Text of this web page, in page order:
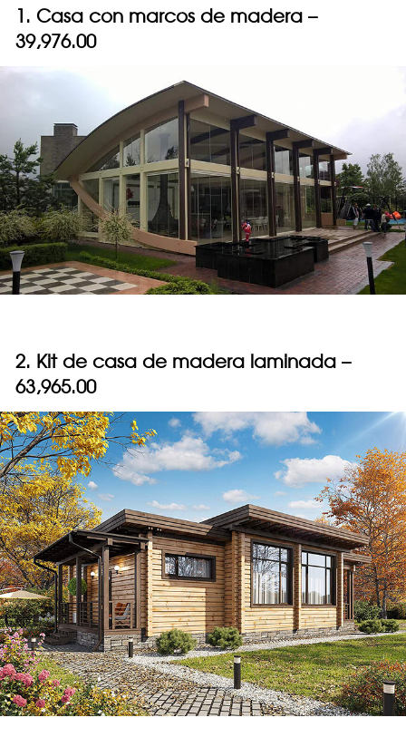
1. Casa con marcos de madera –
39,976.00
2. Kit de casa de madera laminada –
63,965.00